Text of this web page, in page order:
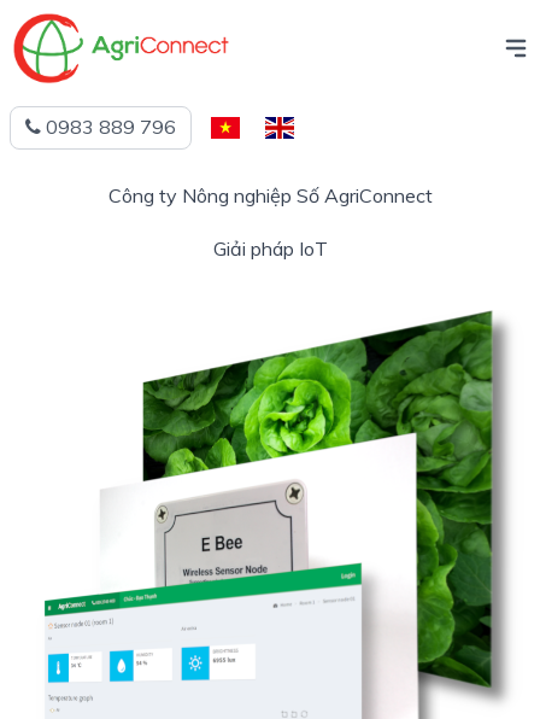
0983 889 796
Việt
Công ty Nông nghiệp Số AgriConnect
Giải pháp IoT